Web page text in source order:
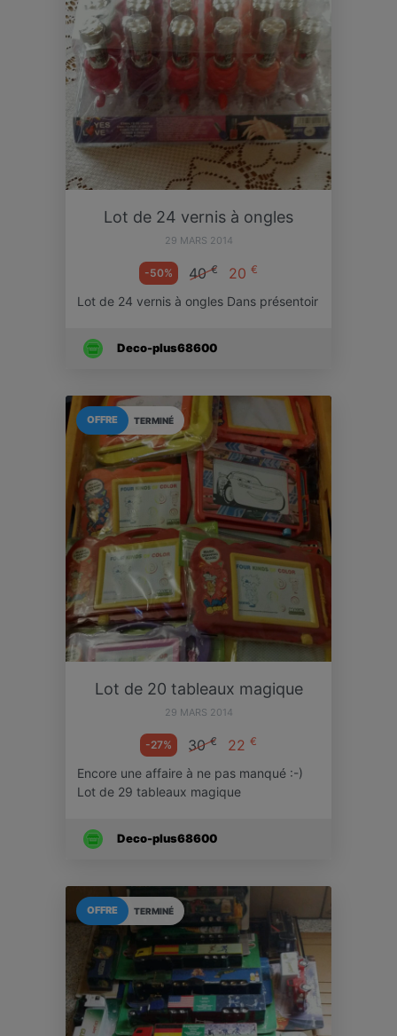
Lot de 24 vernis à ongles
29 MARS 2014
-50% 40€ 20 €
Lot de 24 vernis à ongles Dans présentoir
Deco-plus68600
TERMINÉ
OFFRE
Lot de 20 tableaux magique
29 MARS 2014
-27% 30€ 22 €
Encore une affaire à ne pas manqué :-)
Lot de 29 tableaux magique
Deco-plus68600
TERMINÉ
OFFRE